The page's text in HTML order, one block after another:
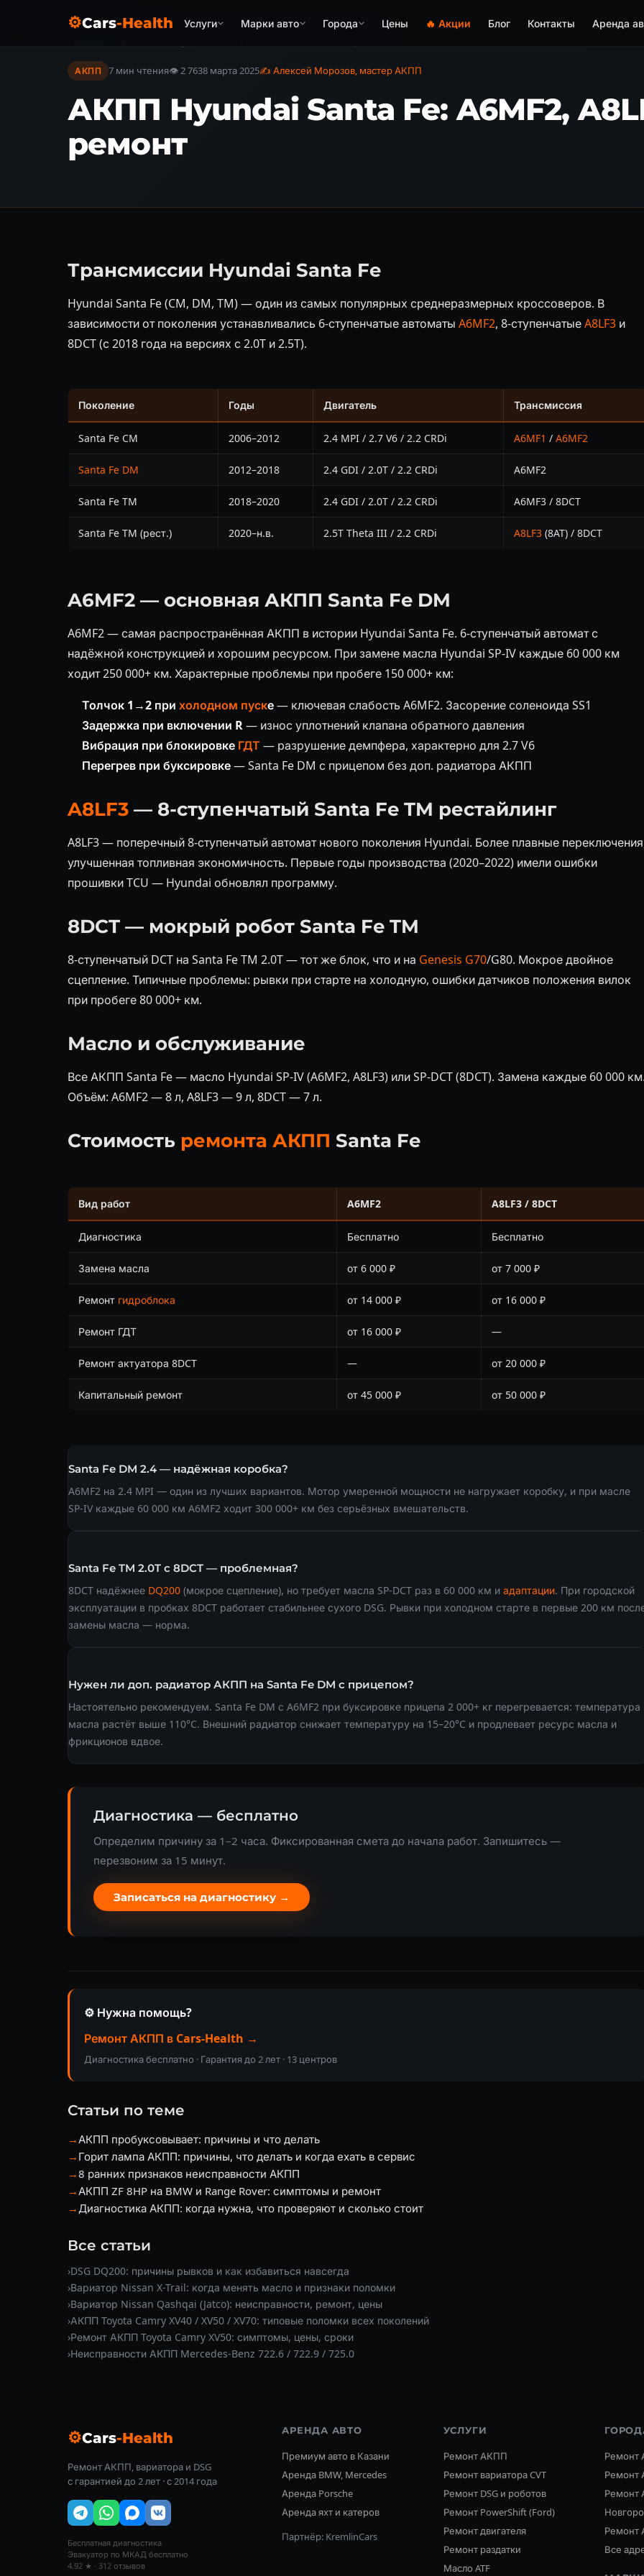
⚙Cars-Health Услуги Марки авто Города Цены 🔥 Акции Блог Контакты Аренда
АКПП 7 мин чтения👁 2 7638 марта 2025✍ Алексей Морозов, мастер АКПП
АКПП Hyundai Santa Fe: A6MF2,
ремонт
Трансмиссии Hyundai Santa Fe
Hyundai Santa Fe (CM, DM, TM) — один из самых популярных среднеразмерных кроссоверов. В
зависимости от поколения устанавливались 6-ступенчатые автоматы A6MF2, 8-ступенчатыеA8LF3 и
8DCT (с 2018 года на версиях с 2.0T и 2.5T).
Поколение Годы Двигатель Трансмиссия
Santa Fe CM 2006–2012 2.4 MPI / 2.7 V6 / 2.2 CRDi A6MF1 / A6MF2
Santa Fe DM 2012–2018 2.4 GDI / 2.0T / 2.2 CRDi A6MF2
Santa Fe TM 2018–2020 2.4 GDI / 2.0T / 2.2 CRDi A6MF3 / 8DCT
Santa Fe TM (рест.) 2020–н.в. 2.5T Theta III / 2.2 CRDi A8LF3 (8AT) / 8DCT
A6MF2 — основная АКПП Santa Fe DM
A6MF2 — самая распространённая АКПП в истории Hyundai Santa Fe. 6-ступенчатый автомат с
надёжной конструкцией и хорошим ресурсом. При замене масла Hyundai SP-IV каждые 60 000 км
ходит 250 000+ км. Характерные проблемы при пробеге 150 000+ км:
Толчок 1→2 при холодном пуске— ключевая слабость A6MF2. Засорение соленоида SS1
Задержка при включении R— износ уплотнений клапана обратного давления
Вибрация при блокировке ГДТ — разрушение демпфера, характерно для 2.7 V6
Перегрев при буксировке— Santa Fe DM с прицепом без доп. радиатора АКПП
A8LF3 — 8-ступенчатый Santa Fe TM рестайлинг
A8LF3 — поперечный 8-ступенчатый автомат нового поколения Hyundai. Более плавные
улучшенная топливная экономичность. Первые годы производства (2020–2022) имели ошибки
прошивки TCU — Hyundai обновлял программу.
8DCT — мокрый робот Santa Fe TM
8-ступенчатый DCT на Santa Fe TM 2.0T — тот же блок, что и на Genesis G70/G80. Мокрое двойное
сцепление. Типичные проблемы: рывки при старте на холодную, ошибки датчиков положения вилок
при пробеге 80 000+ км.
Масло и обслуживание
Все АКПП Santa Fe — масло Hyundai SP-IV (A6MF2, A8LF3) или SP-DCT (8DCT). Замена каждые 60 000
Объём: A6MF2 — 8 л, A8LF3 — 9 л, 8DCT — 7 л.
Стоимость ремонта АКПП Santa Fe
Вид работ A6MF2 A8LF3 / 8DCT
Диагностика Бесплатно Бесплатно
Замена масла от 6 000 ₽ от 7 000 ₽
Ремонт гидроблока от 14 000 ₽ от 16 000 ₽
Ремонт ГДТ от 16 000 ₽ —
Ремонт актуатора 8DCT — от 20 000 ₽
Капитальный ремонт от 45 000 ₽ от 50 000 ₽
Santa Fe DM 2.4 — надёжная коробка?
A6MF2 на 2.4 MPI — один из лучших вариантов. Мотор умеренной мощности не нагружает коробку, и при масле
SP-IV каждые 60 000 км A6MF2 ходит 300 000+ км без серьёзных вмешательств.
Santa Fe TM 2.0T с 8DCT — проблемная?
8DCT надёжнее DQ200 (мокрое сцепление), но требует масла SP-DCT раз в 60 000 км и адаптации. При городской
эксплуатации в пробках 8DCT работает стабильнее сухого DSG. Рывки при холодном старте в первые 200 км
замены масла — норма.
Нужен ли доп. радиатор АКПП на Santa Fe DM с прицепом?
Настоятельно рекомендуем. Santa Fe DM с A6MF2 при буксировке прицепа 2 000+ кг перегревается: температура
масла растёт выше 110°C. Внешний радиатор снижает температуру на 15–20°C и продлевает ресурс масла и
фрикционов вдвое.
Диагностика — бесплатно
Определим причину за 1–2 часа. Фиксированная смета до начала работ. Запишитесь —
перезвоним за 15 минут.
Записаться на диагностику →
⚙️ Нужна помощь?
Ремонт АКПП в Cars-Health →
Диагностика бесплатно · Гарантия до 2 лет · 13 центров
Статьи по теме
→АКПП пробуксовывает: причины и что делать
→ Горит лампа АКПП: причины, что делать и когда ехать в сервис
→8 ранних признаков неисправности АКПП
→АКПП ZF 8HP на BMW и Range Rover: симптомы и ремонт
→Диагностика АКПП: когда нужна, что проверяют и сколько стоит
Все статьи
›DSG DQ200: причины рывков и как избавиться навсегда
›Вариатор Nissan X-Trail: когда менять масло и признаки поломки
›Вариатор Nissan Qashqai (Jatco): неисправности, ремонт, цены
›АКПП Toyota Camry XV40 / XV50 / XV70: типовые поломки всех поколений
›Ремонт АКПП Toyota Camry XV50: симптомы, цены, сроки
›Неисправности АКПП Mercedes-Benz 722.6 / 722.9 / 725.0
⚙Cars-Health
Ремонт АКПП, вариатора и DSG
с гарантией до 2 лет · с 2014 года
Бесплатная диагностика
Эвакуатор по МКАД бесплатно
4.92 ★ · 312 отзывов
АРЕНДА АВТО
Премиум авто в Казани
Аренда BMW, Mercedes
Аренда Porsche
Аренда яхт и катеров
Партнёр: KremlinCars
УСЛУГИ
Ремонт АКПП
Ремонт вариатора CVT
Ремонт DSG и роботов
Ремонт PowerShift (Ford)
Ремонт двигателя
Ремонт раздатки
Масло ATF
Ремонт
Ремонт
Ремонт
Ремонт
Все